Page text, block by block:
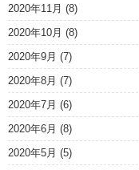
2020年11月 (8)
2020年10月 (8)
2020年9月 (7)
2020年8月 (7)
2020年7月 (6)
2020年6月 (8)
2020年5月 (5)